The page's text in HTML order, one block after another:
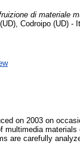
di materiale
Codroipo (UD) -
on 2003 on
multimedia
are carefully